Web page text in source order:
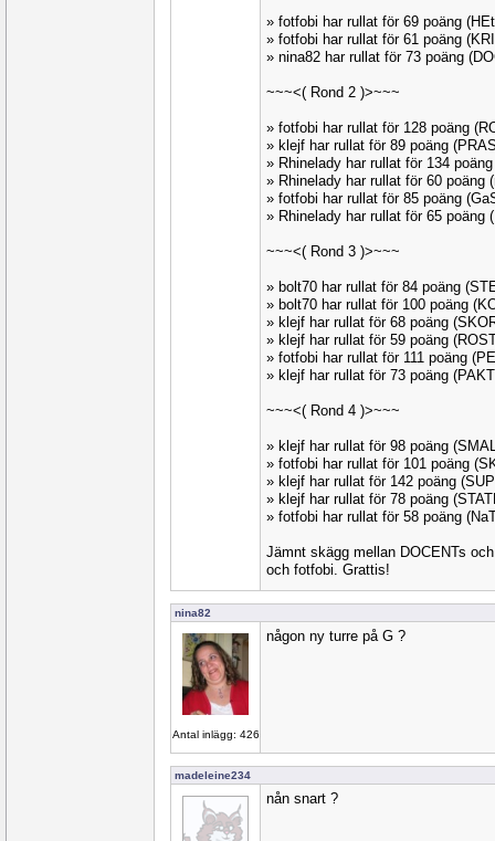
» fotfobi har rullat för 69 poäng
» fotfobi har rullat för 61 poäng
» nina82 har rullat för 73 poäng
~~~<( Rond 2 )>~~~
» fotfobi har rullat för 128 poäng
» klejf har rullat för 89 poäng
» Rhinelady har rullat för 134
» Rhinelady har rullat för 60 poäng
» fotfobi har rullat för 85 poäng
» Rhinelady har rullat för 65 poäng
~~~<( Rond 3 )>~~~
» bolt70 har rullat för 84 poäng
» bolt70 har rullat för 100 poäng
» klejf har rullat för 68 poäng
» klejf har rullat för 59 poäng
» fotfobi har rullat för 111 poäng
» klejf har rullat för 73 poäng
~~~<( Rond 4 )>~~~
» klejf har rullat för 98 poäng
» fotfobi har rullat för 101 poäng
» klejf har rullat för 142 poäng
» klejf har rullat för 78 poäng
» fotfobi har rullat för 58 poäng
Jämnt skägg mellan DOCENTs
och fotfobi. Grattis!
nina82
Antal inlägg: 426
någon ny turre på G ?
madeleine234
nån snart ?